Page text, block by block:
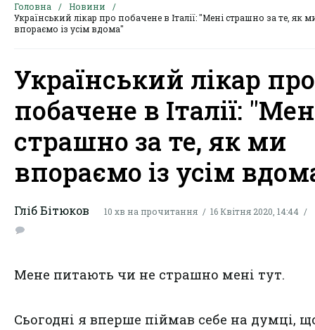
Головна
Новини
Український лікар про побачене в Італії: "Мені страшно за те, як
впораємо із усім вдома"
Український лікар про
побачене в Італії:
страшно за те, як ми
впораємо із усім
Гліб Бітюков 10 хв на прочитання 16 Квітня 2020, 14:44
Мене питають чи не страшно мені тут.
Сьогодні я вперше піймав себе на думці,